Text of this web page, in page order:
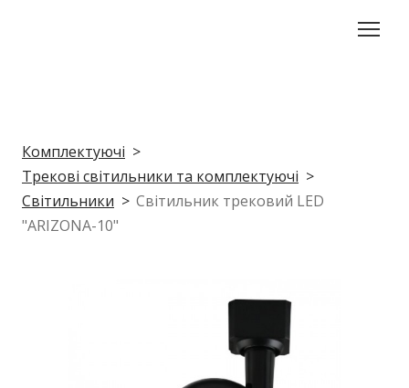
Комплектуючі
Трекові світильники та комплектуючі
Світильники
Світильник трековий LED
"ARIZONA-10"